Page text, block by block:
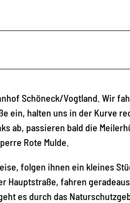
Schöneck/Vogtland. Wir
ein, halten uns in der Kurve
ab, passieren bald die
Rote Mulde.
folgen ihnen ein kleines
Hauptstraße, fahren
es durch das